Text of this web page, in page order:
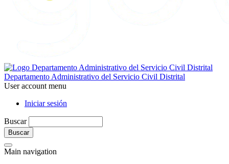
Departamento Administrativo del Servicio Civil Distrital
User account menu
Iniciar sesión
Buscar
Main navigation